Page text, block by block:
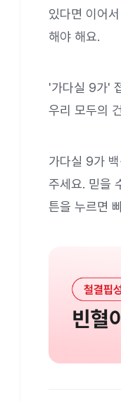
있다면 이어
해야 해요.
'가다실 9가'
우리 모두의
가다실 9가
주세요. 믿을
튼을 누르면